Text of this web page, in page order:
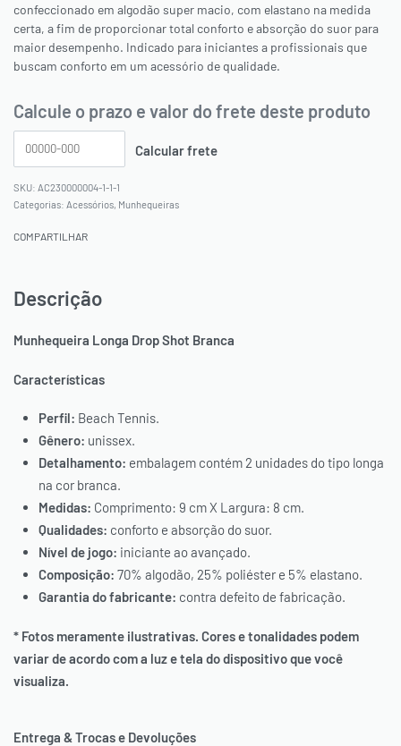
confeccionado em algodão super macio, com elastano na medida
certa, a fim de proporcionar total conforto e absorção do suor para
maior desempenho. Indicado para iniciantes a profissionais que
buscam conforto em um acessório de qualidade.
Calcule o prazo e valor do frete deste produto
AC230000004-1-1-1
Categorias: Acessórios, Munhequeiras
COMPARTILHAR
Descrição
Munhequeira Longa Drop Shot Branca
Características
Perfil: Beach Tennis.
Gênero: unissex.
Detalhamento: embalagem contém 2 unidades do tipo longa
na cor branca.
Medidas: Comprimento: 9 cm X Largura: 8 cm.
Qualidades: conforto e absorção do suor.
Nível de jogo: iniciante ao avançado.
Composição: 70% algodão, 25% poliéster e 5% elastano.
Garantia do fabricante: contra defeito de fabricação.
* Fotos meramente ilustrativas. Cores e tonalidades podem
variar de acordo com a luz e tela do dispositivo que você
visualiza.
Entrega & Trocas e Devoluções